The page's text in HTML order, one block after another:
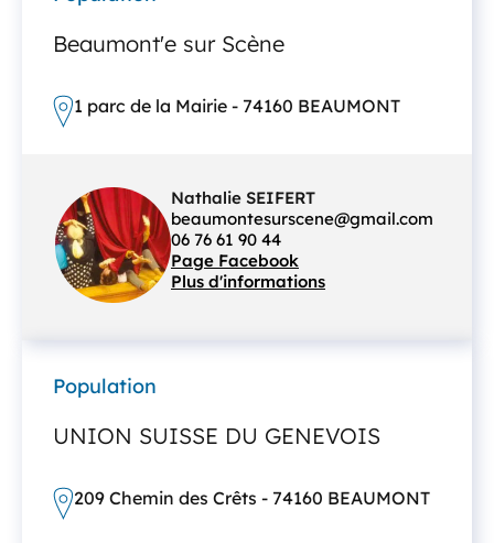
Beaumont'e sur Scène
1 parc de la Mairie - 74160 BEAUMONT
Nathalie SEIFERT
beaumontesurscene@gmail.com
06 76 61 90 44
Page Facebook
Plus d'informations
Population
UNION SUISSE DU GENEVOIS
209 Chemin des Crêts - 74160 BEAUMONT